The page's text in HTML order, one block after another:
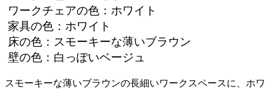
ワークチェアの色：ホワイト
家具の色：ホワイト
床の色：スモーキーな薄いブラウン
壁の色：白っぽいベージュ
スモーキーな薄いブラウンの長細いワークスペースに、ホワ